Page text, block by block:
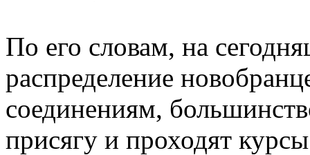
По его словам, на
распределение
соединениям,
присягу и проходят